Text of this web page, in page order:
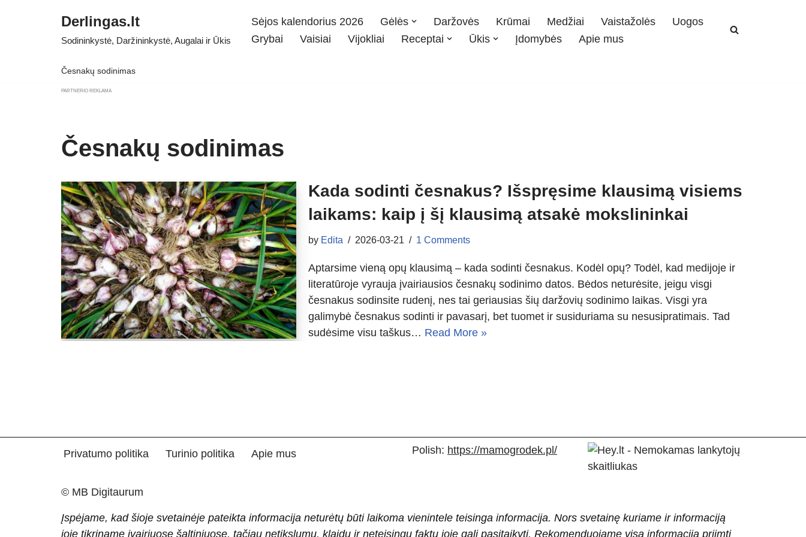
Derlingas.lt
Sodininkystė, Daržininkystė, Augalai ir Ūkis
Sėjos kalendorius 2026 Gėlės Daržovės Krūmai Medžiai Vaistažolės
Uogos
Grybai
Vaisiai Vijokliai Receptai Ūkis Įdomybės Apie mus
Česnakų sodinimas
PARTNERIO REKLAMA
Česnakų sodinimas
Kada sodinti česnakus? Išspręsime klausimą visiems
laikams: kaip į šį klausimą atsakė mokslininkai
by Edita 2026-03-21 1 Comments
Aptarsime vieną opų klausimą – kada sodinti česnakus. Kodėl opų? Todėl, kad medijoje ir
literatūroje vyrauja įvairiausios česnakų sodinimo datos. Bėdos neturėsite, jeigu visgi
česnakus sodinsite rudenį, nes tai geriausias šių daržovių sodinimo laikas. Visgi yra
galimybė česnakus sodinti ir pavasarį, bet tuomet ir susiduriama su nesusipratimais. Tad
sudėsime visu taškus… Read More »
Privatumo politika Turinio politika Apie mus Polish: https://mamogrodek.pl/
© MB Digitaurum
Įspėjame, kad šioje svetainėje pateikta informacija neturėtų būti laikoma vienintele teisinga informacija. Nors svetainę kuriame ir informaciją
joje tikriname įvairiuose šaltiniuose, tačiau netikslumų, klaidų ir neteisingų faktų joje gali pasitaikyti. Rekomenduojame visą informaciją priimti